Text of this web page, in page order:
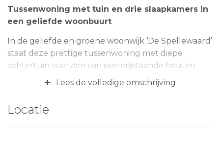
Tussenwoning met tuin en drie slaapkamers in
een geliefde woonbuurt
In de geliefde en groene woonwijk ‘De Spellewaard’
staat deze prettige tussenwoning met diepe
achtertuin voorzien van een vrijstaande houten
berging en een praktische achterom. Zodra je de
voordeur uitstapt, wandel je zó het Esplanada park
natuur- en wandelgebied ‘De Kloosterwiel’.
+ Lees de volledige omschrijving
Locatie